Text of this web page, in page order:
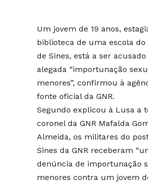
Um jovem de 19 anos,
biblioteca de uma escola do
de Sines, está a ser acusado
alegada “importunação
menores”, confirmou à
fonte oficial da GNR.
Segundo explicou à Lusa a
coronel da GNR Mafalda
Almeida, os militares do
Sines da GNR receberam
denúncia de importunação
menores contra um jovem